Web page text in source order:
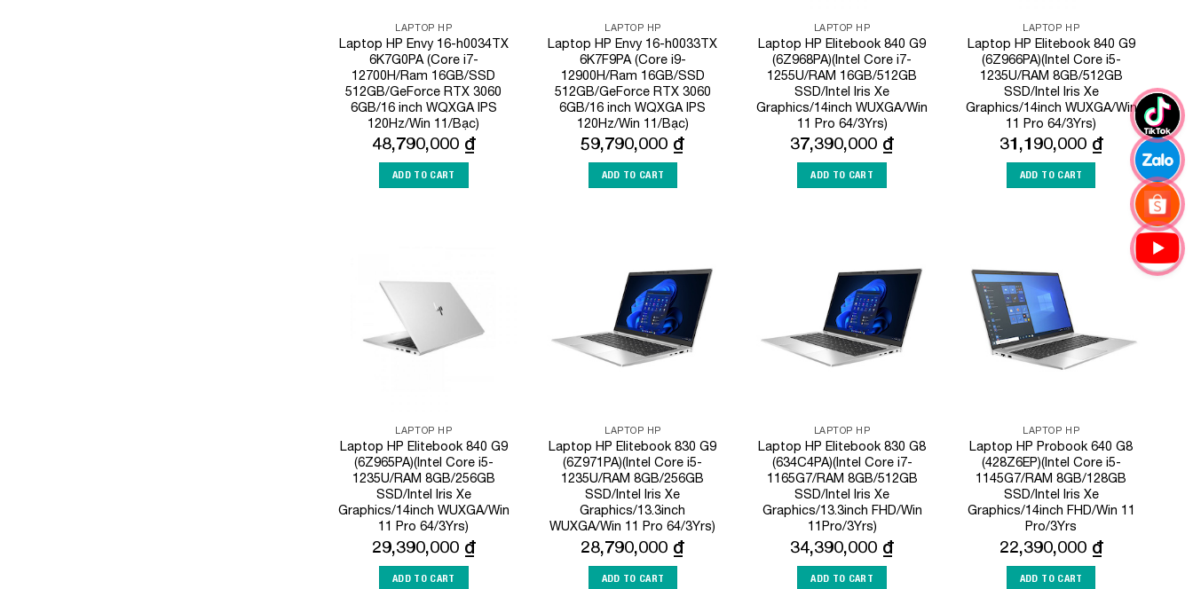
LAPTOP HP
Laptop HP Envy 16-h0034TX
6K7G0PA (Core i7-
12700H/Ram 16GB/SSD
512GB/GeForce RTX 3060
6GB/16 inch WQXGA IPS
120Hz/Win 11/Bạc)
48,790,000 ₫
ADD TO CART
LAPTOP HP
Laptop HP Envy 16-h0033TX
6K7F9PA (Core i9-
12900H/Ram 16GB/SSD
512GB/GeForce RTX 3060
6GB/16 inch WQXGA IPS
120Hz/Win 11/Bạc)
59,790,000 ₫
ADD TO CART
LAPTOP HP
Laptop HP Elitebook 840 G9
(6Z968PA)(Intel Core i7-
1255U/RAM 16GB/512GB
SSD/Intel Iris Xe
Graphics/14inch WUXGA/Win
11 Pro 64/3Yrs)
37,390,000 ₫
ADD TO CART
LAPTOP HP
Laptop HP Elitebook 840 G9
(6Z966PA)(Intel Core i5-
1235U/RAM 8GB/512GB
SSD/Intel Iris Xe
Graphics/14inch WUXGA/Win
11 Pro 64/3Yrs)
31,190,000 ₫
ADD TO CART
LAPTOP HP
Laptop HP Elitebook 840 G9
(6Z965PA)(Intel Core i5-
1235U/RAM 8GB/256GB
SSD/Intel Iris Xe
Graphics/14inch WUXGA/Win
11 Pro 64/3Yrs)
29,390,000 ₫
ADD TO CART
Add to
Wishlist
LAPTOP HP
Laptop HP Elitebook 830 G9
(6Z971PA)(Intel Core i5-
1235U/RAM 8GB/256GB
SSD/Intel Iris Xe
Graphics/13.3inch
WUXGA/Win 11 Pro 64/3Yrs)
28,790,000 ₫
ADD TO CART
Add to
Wishlist
LAPTOP HP
Laptop HP Elitebook 830 G8
(634C4PA)(Intel Core i7-
1165G7/RAM 8GB/512GB
SSD/Intel Iris Xe
Graphics/13.3inch FHD/Win
11Pro/3Yrs)
34,390,000 ₫
ADD TO CART
LAPTOP HP
Laptop HP Probook 640 G8
(428Z6EP)(Intel Core i5-
1145G7/RAM 8GB/128GB
SSD/Intel Iris Xe
Graphics/14inch FHD/Win 11
Pro/3Yrs
22,390,000 ₫
ADD TO CART